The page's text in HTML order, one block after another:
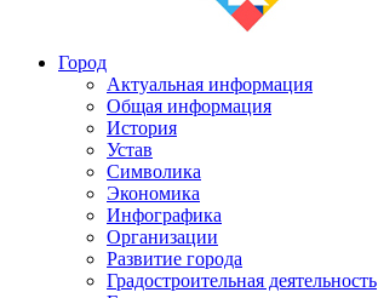
Город
Актуальная информация
Общая информация
История
Устав
Символика
Экономика
Инфографика
Организации
Развитие города
Градостроительная деятельность